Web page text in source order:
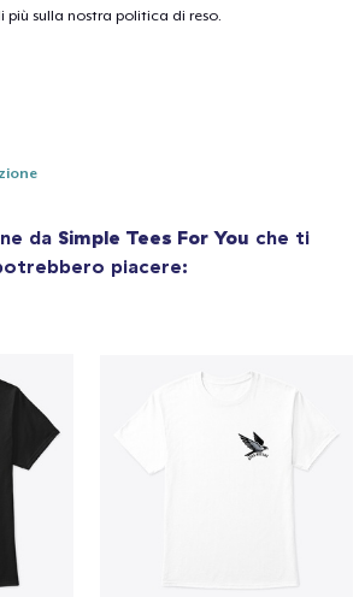
più sulla nostra politica di reso.
da Simple Tees For You che ti
piacere: